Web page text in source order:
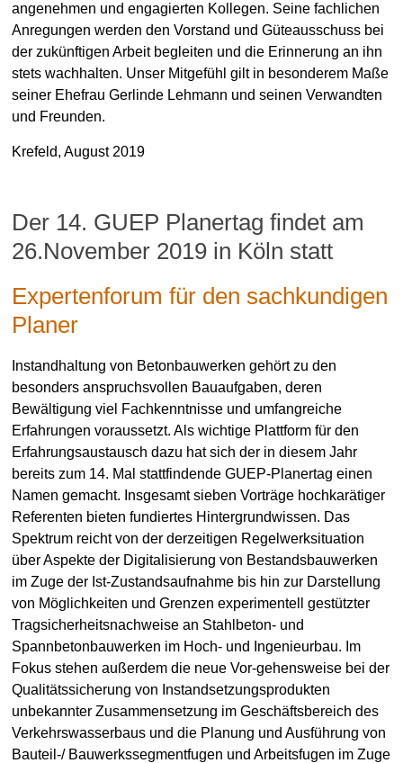
angenehmen und engagierten Kollegen. Seine fachlichen
Anregungen werden den Vorstand und Güteausschuss bei
der zukünftigen Arbeit begleiten und die Erinnerung an ihn
stets wachhalten. Unser Mitgefühl gilt in besonderem Maße
seiner Ehefrau Gerlinde Lehmann und seinen Verwandten
und Freunden.
Krefeld, August 2019
Der 14. GUEP Planertag findet am
26.November 2019 in Köln statt
Dr. Hans-Joachim Keck Allgemein
3. August 2019
Expertenforum für den sachkundigen
Planer
Instandhaltung von Betonbauwerken gehört zu den
besonders anspruchsvollen Bauaufgaben, deren
Bewältigung viel Fachkenntnisse und umfangreiche
Erfahrungen voraussetzt. Als wichtige Plattform für den
Erfahrungsaustausch dazu hat sich der in diesem Jahr
bereits zum 14. Mal stattfindende GUEP-Planertag einen
Namen gemacht. Insgesamt sieben Vorträge hochkarätiger
Referenten bieten fundiertes Hintergrundwissen. Das
Spektrum reicht von der derzeitigen Regelwerksituation
über Aspekte der Digitalisierung von Bestandsbauwerken
im Zuge der Ist-Zustandsaufnahme bis hin zur Darstellung
von Möglichkeiten und Grenzen experimentell gestützter
Tragsicherheitsnachweise an Stahlbeton- und
Spannbetonbauwerken im Hoch- und Ingenieurbau. Im
Fokus stehen außerdem die neue Vor-gehensweise bei der
Qualitätssicherung von Instandsetzungsprodukten
unbekannter Zusammensetzung im Geschäftsbereich des
Verkehrswasserbaus und die Planung und Ausführung von
Bauteil-/ Bauwerkssegmentfugen und Arbeitsfugen im Zuge